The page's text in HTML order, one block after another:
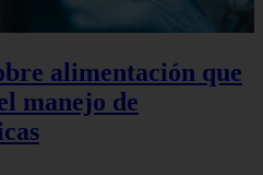
alimentación que
manejo de